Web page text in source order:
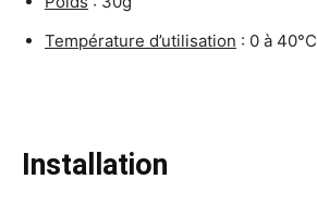
Température d’utilisation : 0 à 40°C
Installation